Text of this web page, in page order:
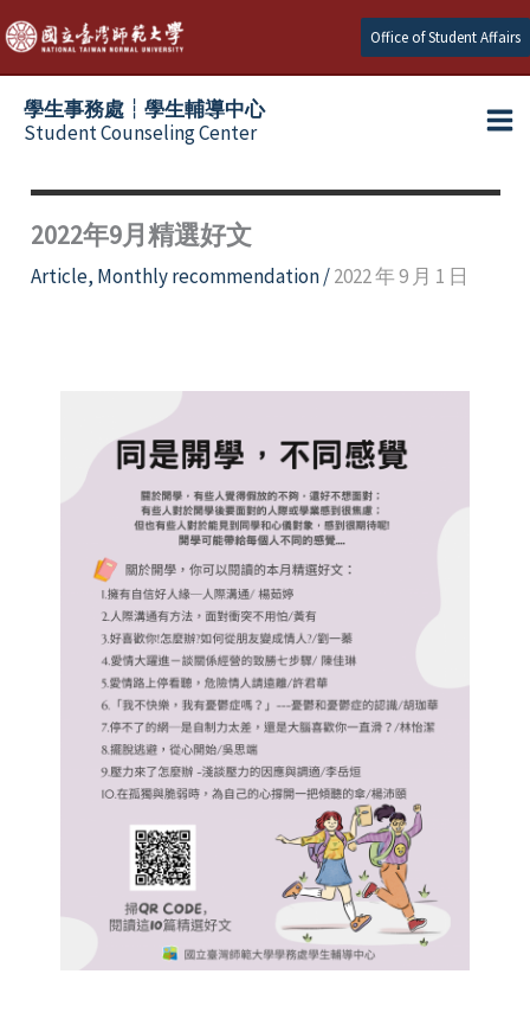
Skip
to
content
Office of Student Affairs
學生事務處┆學生輔導中心
Student Counseling Center
2022年9月精選好文
Article, Monthly recommendation/2022 年 9 月 1 日